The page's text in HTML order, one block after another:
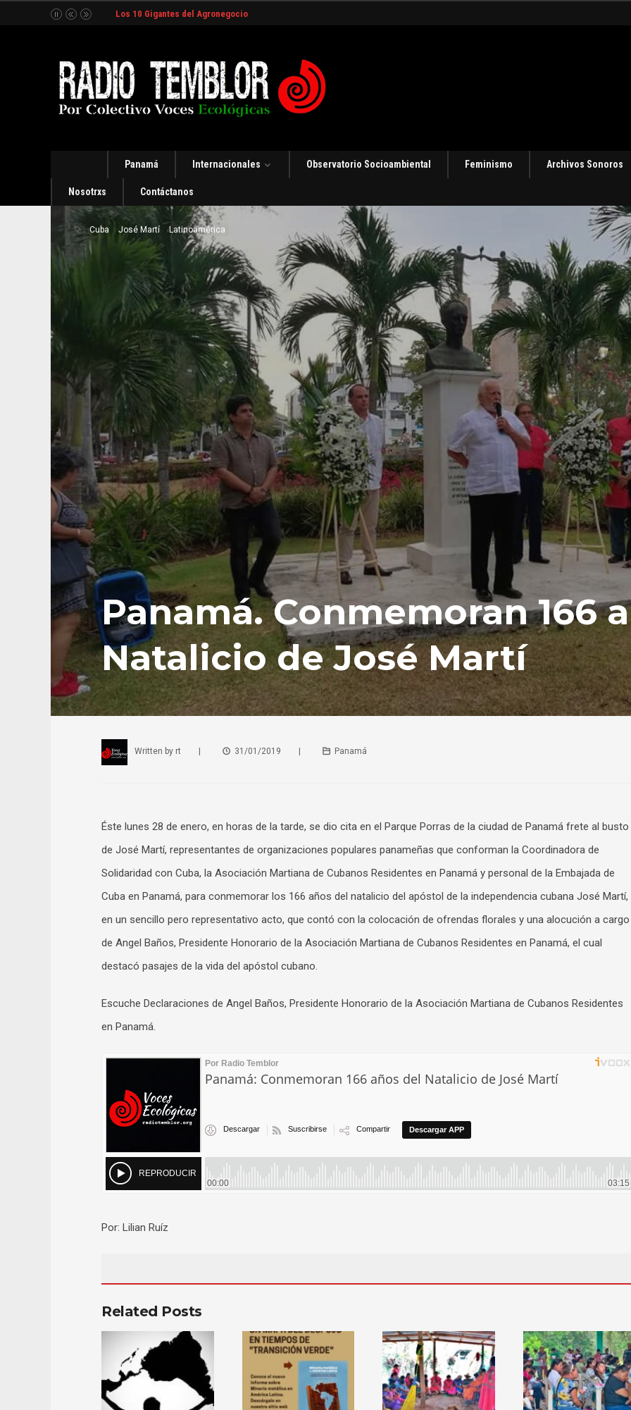
Los 10 Gigantes del Agronegocio
Panamá Internacionales Observatorio Socioambiental Feminismo Archivos Sonoros
Nosotrxs Contáctanos
Cuba José Martí Latinoamérica
Panamá. Conmemoran 166
Natalicio de José Martí
Written by rt | 31/01/2019 | Panamá
Éste lunes 28 de enero, en horas de la tarde, se dio cita en el Parque Porras de la ciudad de Panamá frete al busto
de José Martí, representantes de organizaciones populares panameñas que conforman la Coordinadora de
Solidaridad con Cuba, la Asociación Martiana de Cubanos Residentes en Panamá y personal de la Embajada de
Cuba en Panamá, para conmemorar los 166 años del natalicio del apóstol de la independencia cubana José Martí,
en un sencillo pero representativo acto, que contó con la colocación de ofrendas florales y una alocución a cargo
de Angel Baños, Presidente Honorario de la Asociación Martiana de Cubanos Residentes en Panamá, el cual
destacó pasajes de la vida del apóstol cubano.
Escuche Declaraciones de Angel Baños, Presidente Honorario de la Asociación Martiana de Cubanos Residentes
en Panamá.
Por: Lilian Ruíz
Related Posts